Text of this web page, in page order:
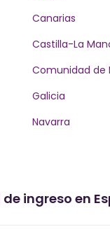
Canarias
Castilla-La
Comunidad de
Galicia
Navarra
ingreso en